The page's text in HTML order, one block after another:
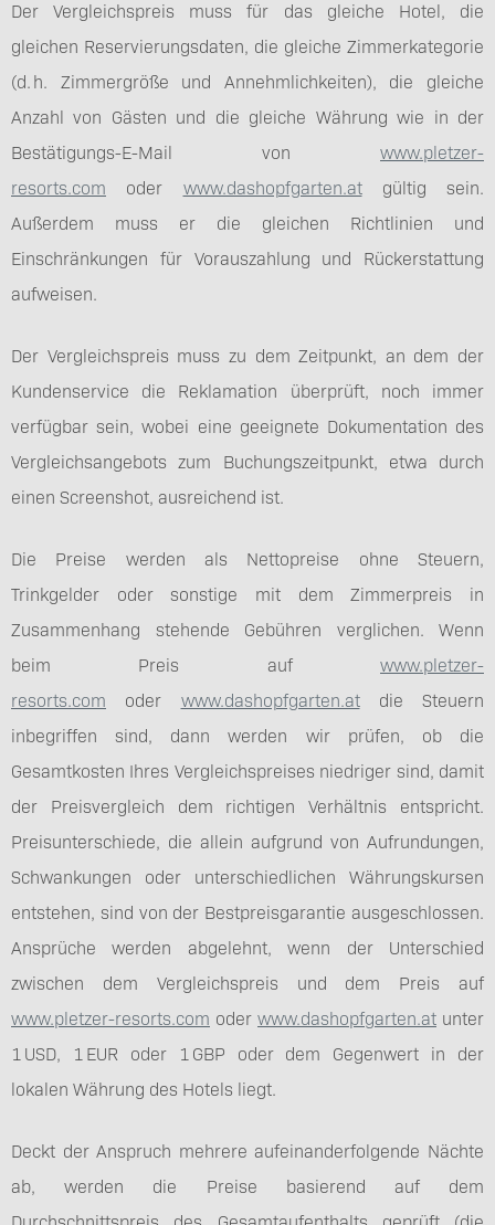
Der Vergleichspreis muss für das gleiche Hotel, die
gleichen Reservierungsdaten, die gleiche Zimmerkategorie
(d. h. Zimmergröße und Annehmlichkeiten), die gleiche
Anzahl von Gästen und die gleiche Währung wie in der
Bestätigungs-E-Mail von www.pletzer-
resorts.com oder www.dashopfgarten.atgültig sein.
Außerdem muss er die gleichen Richtlinien und
Einschränkungen für Vorauszahlung und Rückerstattung
aufweisen.
Der Vergleichspreis muss zu dem Zeitpunkt, an dem der
Kundenservice die Reklamation überprüft, noch immer
verfügbar sein, wobei eine geeignete Dokumentation des
Vergleichsangebots zum Buchungszeitpunkt, etwa durch
einen Screenshot, ausreichend ist.
Die Preise werden als Nettopreise ohne Steuern,
Trinkgelder oder sonstige mit dem Zimmerpreis in
Zusammenhang stehende Gebühren verglichen. Wenn
beim Preis auf www.pletzer-
resorts.com oder www.dashopfgarten.atdie Steuern
inbegriffen sind, dann werden wir prüfen, ob die
Gesamtkosten Ihres Vergleichspreises niedriger sind, damit
der Preisvergleich dem richtigen Verhältnis entspricht.
Preisunterschiede, die allein aufgrund von Aufrundungen,
Schwankungen oder unterschiedlichen Währungskursen
entstehen, sind von der Bestpreisgarantie ausgeschlossen.
Ansprüche werden abgelehnt, wenn der Unterschied
zwischen dem Vergleichspreis und dem Preis auf
www.pletzer-resorts.com oder www.dashopfgarten.at unter
1 USD, 1 EUR oder 1 GBP oder dem Gegenwert in der
lokalen Währung des Hotels liegt.
Deckt der Anspruch mehrere aufeinanderfolgende Nächte
ab, werden die Preise basierend auf dem